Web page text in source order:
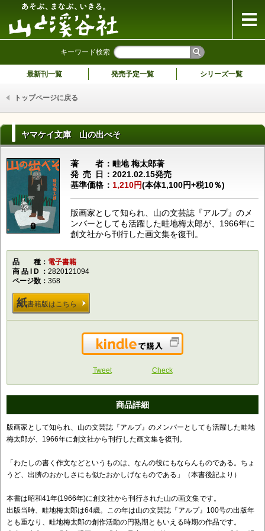
キーワード検索
最新刊一覧 発売予定一覧 シリーズ一覧
トップページに戻る
ヤマケイ文庫 山の出べそ
著者畦地 梅太郎著
発売日 2021.02.15発売
基準価格
1,210円(本体1,100円+税10％)
版画家として知られ、山の文芸誌『アルプ』のメ
ンバーとしても活躍した畦地梅太郎が、1966年に
創文社から刊行した画文集を復刊。
品種電子書籍
商品ID
2820121094
ページ数
368
紙書籍版はこちら
Kindleで購入
Tweet Check
商品詳細
版画家として知られ、山の文芸誌『アルプ』のメンバーとしても活躍した畦地
梅太郎が、1966年に創文社から刊行した画文集を復刊。
「わたしの書く作文などというものは、なんの役にもならんものである。ちょ
うど、出臍のおかしさにも似たおかしげなものである」（本書後記より）
本書は昭和41年(1966年)に創文社から刊行された山の画文集です。
出版当時、畦地梅太郎は64歳。この年は山の文芸誌『アルプ』100号の出版年
とも重なり、畦地梅太郎の創作活動の円熟期ともいえる時期の作品です。